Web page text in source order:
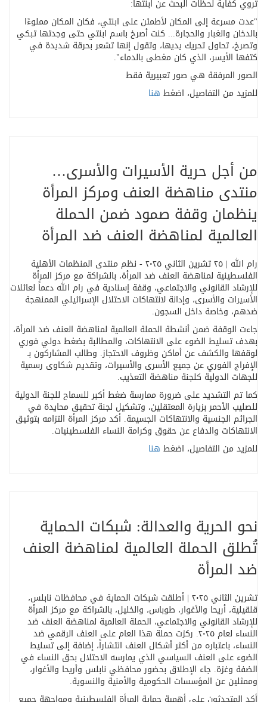
تروي كفاية لحظات البحث عن ابنتها:
"عدت مسرعة إلى المكان لأطمئن على ابنتي، فكان المكان مملوءًا
بالدخان والغبار والحجارة... كنت أصرخ باسم ابنتي حتى وجدتها تبكي
وتصرخ، تحاول تحريك يديها، وتقول إنها تشعر بحرقة شديدة في
كتفها الأيسر، الذي كان مغطى بالدماء."
الصور المرفقة هي صور تعبيرية فقط
للمزيد من التفاصيل، اضغط هنا
من أجل حرية الأسيرات والأسرى…
منتدى مناهضة العنف ومركز المرأة
ينظمان وقفة صمود ضمن الحملة
العالمية لمناهضة العنف ضد المرأة
رام الله | ٢٥ تشرين الثاني ٢٠٢٥ - نظم منتدى المنظمات الأهلية
الفلسطينية لمناهضة العنف ضد المرأة، بالشراكة مع مركز المرأة
للإرشاد القانوني والاجتماعي، وقفة إسنادية في رام الله دعماً لعائلات
الأسيرات والأسرى، وإدانة لانتهاكات الاحتلال الإسرائيلي الممنهجة
ضدهم، وخاصة داخل السجون.
جاءت الوقفة ضمن أنشطة الحملة العالمية لمناهضة العنف ضد المرأة،
بهدف تسليط الضوء على الانتهاكات، والمطالبة بضغط دولي فوري
لوقفها والكشف عن أماكن وظروف الاحتجاز. وطالب المشاركون بـ
الإفراج الفوري عن جميع الأسرى والأسيرات، وتقديم شكاوى رسمية
للجهات الدولية كلجنة مناهضة التعذيب.
كما تم التشديد على ضرورة ممارسة ضغط أكبر للسماح للجنة الدولية
للصليب الأحمر بزيارة المعتقلين، وتشكيل لجنة تحقيق محايدة في
الجرائم الجنسية والانتهاكات الجسيمة. أكد مركز المرأة التزامه بتوثيق
الانتهاكات والدفاع عن حقوق وكرامة النساء الفلسطينيات.
للمزيد من التفاصيل، اضغط هنا
نحو الحرية والعدالة: شبكات الحماية
تُطلق الحملة العالمية لمناهضة العنف
ضد المرأة
تشرين الثاني ٢٠٢٥ | أطلقت شبكات الحماية في محافظات نابلس،
قلقيلية، أريحا والأغوار، طوباس، والخليل، بالشراكة مع مركز المرأة
للإرشاد القانوني والاجتماعي، الحملة العالمية لمناهضة العنف ضد
النساء لعام ٢٠٢٥ . ركزت حملة هذا العام على العنف الرقمي ضد
النساء، باعتباره من أكثر أشكال العنف انتشاراً، إضافة إلى تسليط
الضوء على العنف السياسي الذي يمارسه الاحتلال بحق النساء في
الضفة وغزة. جاء الإطلاق بحضور محافظي نابلس وأريحا والأغوار،
وممثلين عن المؤسسات الحكومية والأمنية والنسوية.